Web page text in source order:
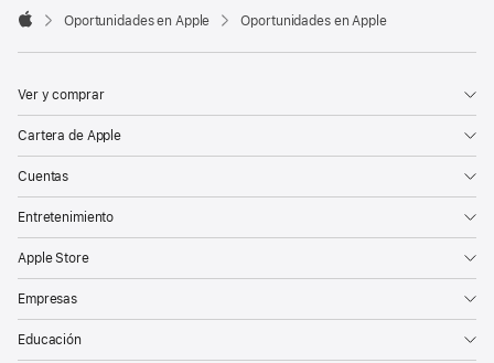

Oportunidades en Apple Oportunidades en Apple
Ver y comprar
Cartera de Apple
Cuentas
Entretenimiento
Apple Store
Empresas
Educación